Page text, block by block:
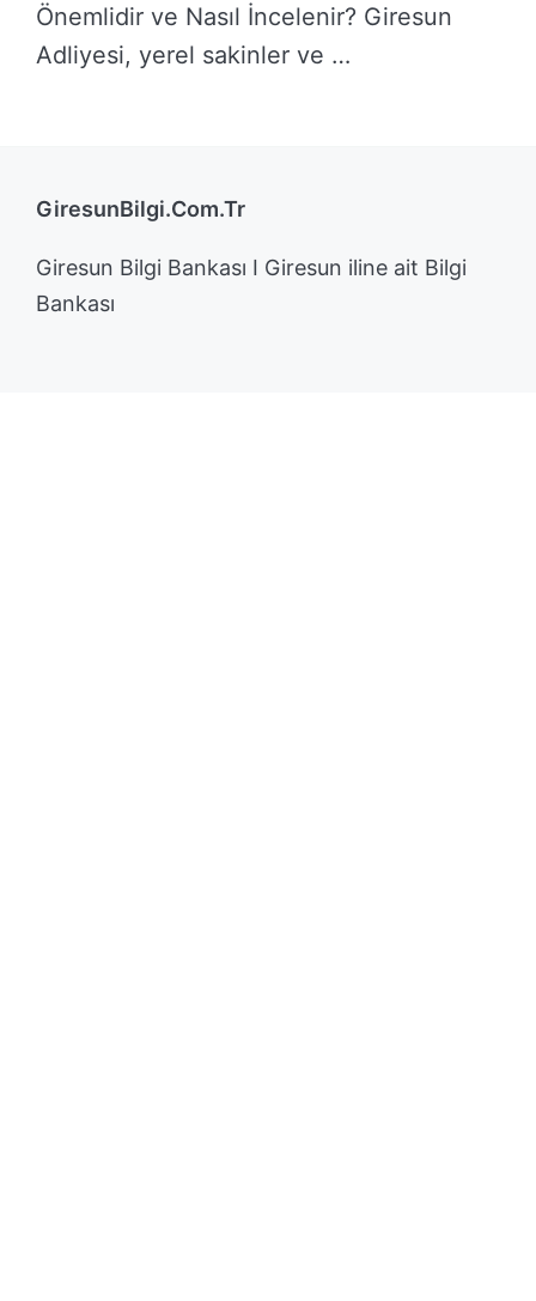
Önemlidir ve Nasıl İncelenir? Giresun
Adliyesi, yerel sakinler ve …
GiresunBilgi.Com.Tr
Giresun Bilgi Bankası I Giresun iline ait Bilgi
Bankası